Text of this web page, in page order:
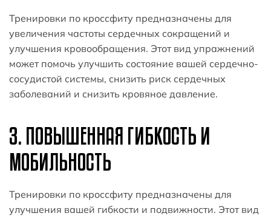
Тренировки по кроссфиту предназначены для
увеличения частоты сердечных сокращений и
улучшения кровообращения. Этот вид упражнений
может помочь улучшить состояние вашей сердечно-
сосудистой системы, снизить риск сердечных
заболеваний и снизить кровяное давление.
3. ПОВЫШЕННАЯ ГИБКОСТЬ И
МОБИЛЬНОСТЬ
Тренировки по кроссфиту предназначены для
улучшения вашей гибкости и подвижности. Этот вид